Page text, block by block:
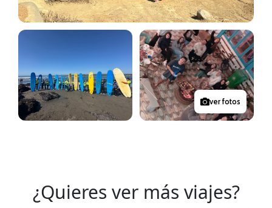
ver fotos
¿Quieres ver más viajes?